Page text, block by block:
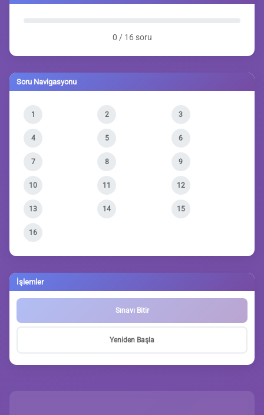
0 / 16 soru
Soru Navigasyonu
1 2 3
4 5 6
7 8 9
10 11 12
13 14 15
16
İşlemler
Sınavı Bitir
Yeniden Başla